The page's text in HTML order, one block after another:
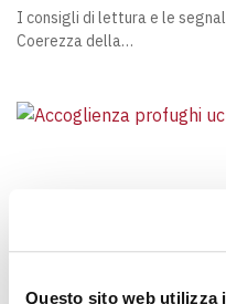
Questo sito web utilizza
I consigli di lettura e le
Coerezza della…